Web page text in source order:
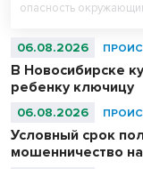
опасность
06.08.2026
В Новосибирске
ребенку ключицу
06.08.2026
Условный срок
мошенничество